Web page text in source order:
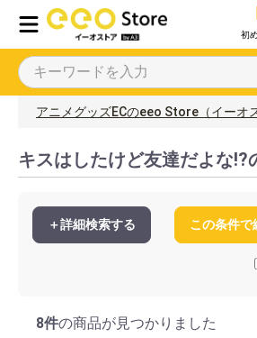
初
アニメグッズECのeeo Store（イーオ
キスはしたけど友達だよな!?
＋詳細検索する この条件で
8件の商品が見つかりました